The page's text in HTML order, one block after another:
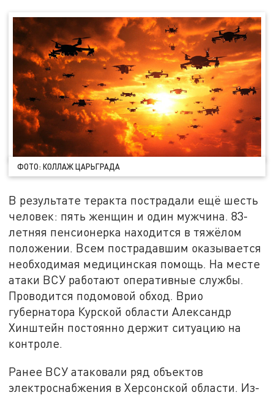
ФОТО: КОЛЛАЖ ЦАРЬГРАДА
В результате теракта пострадали ещё шесть
человек: пять женщин и один мужчина. 83-
летняя пенсионерка находится в тяжёлом
положении. Всем пострадавшим оказывается
необходимая медицинская помощь. На месте
атаки ВСУ работают оперативные службы.
Проводится подомовой обход. Врио
губернатора Курской области Александр
Хинштейн постоянно держит ситуацию на
контроле.
Ранее ВСУ атаковали ряд объектов
электроснабжения в Херсонской области. Из-